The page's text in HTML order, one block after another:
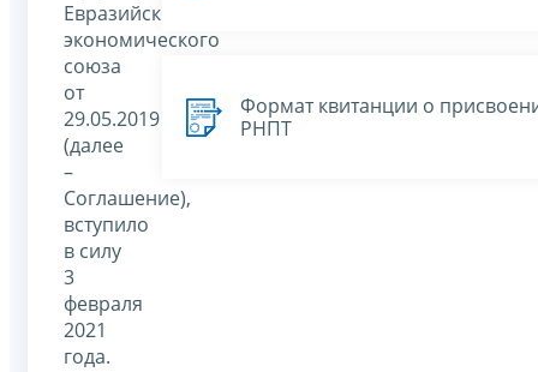
Евразийского
экономического
союза
от
29.05.2019
(далее
–
Соглашение),
вступило
в силу
3
февраля
2021
года.
Формат квитанции о
РНПТ